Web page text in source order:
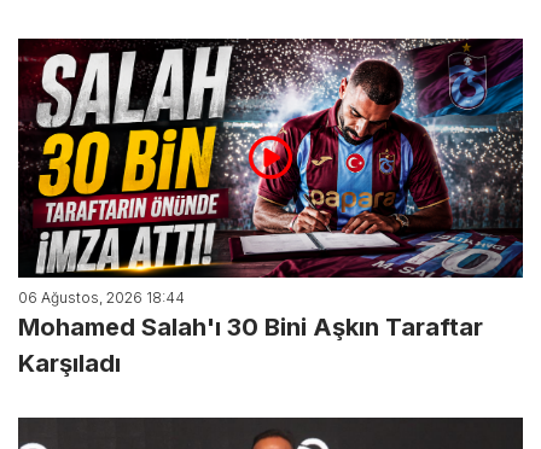
06 Ağustos, 2026 18:44
Mohamed Salah'ı 30 Bini Aşkın Taraftar
Karşıladı